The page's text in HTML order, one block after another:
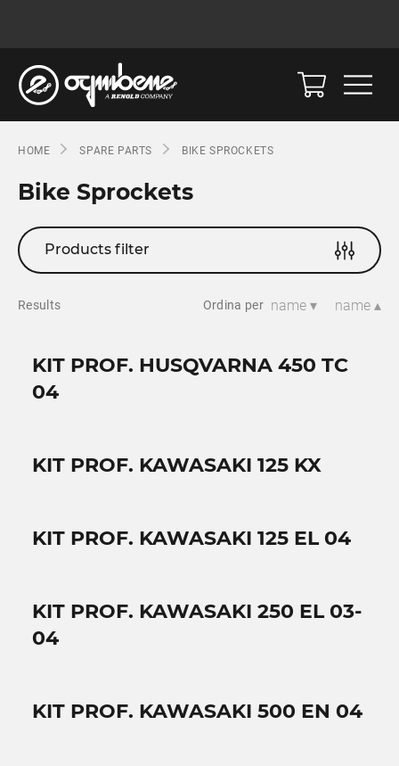
HOME SPARE PARTS BIKE SPROCKETS
Bike Sprockets
Products filter
Results Ordina per name ▾ name ▴
KIT PROF. HUSQVARNA 450 TC
04
KIT PROF. KAWASAKI 125 KX
KIT PROF. KAWASAKI 125 EL 04
KIT PROF. KAWASAKI 250 EL 03-
04
KIT PROF. KAWASAKI 500 EN 04